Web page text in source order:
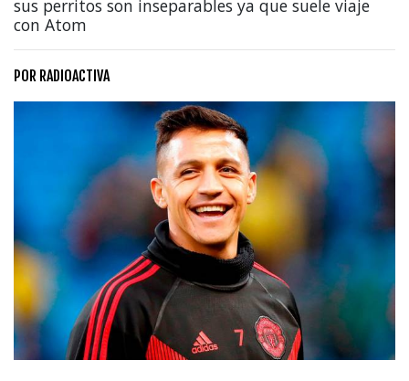
sus perritos son inseparables ya que suele viaje
con Atom
POR RADIOACTIVA